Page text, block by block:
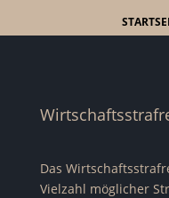
Das
Vielzahl möglicher